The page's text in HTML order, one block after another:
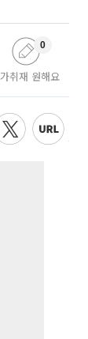
취재 원해요
0